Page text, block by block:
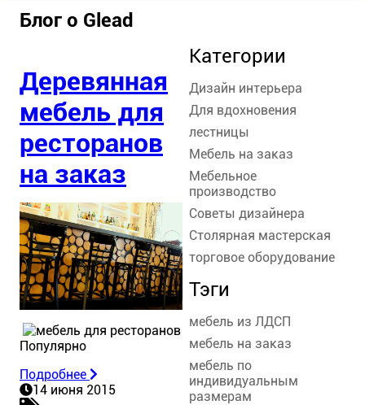
Блог о Glead
Деревянная
мебель для
ресторанов
на заказ
Популярно
Подробнее
14 июня 2015
Категории
Дизайн интерьера
Для вдохновения
лестницы
Мебель на заказ
Мебельное
производство
Советы дизайнера
Столярная мастерская
торговое оборудование
Тэги
мебель из ЛДСП
мебель на заказ
мебель по
индивидуальным
размерам